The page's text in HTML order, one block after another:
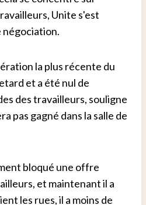
Unite s'est
négociation.
la plus récente du
et a été nul de
des travailleurs, souligne
pas gagné dans la salle de
bloqué une offre
et maintenant il a
les rues, il a moins de